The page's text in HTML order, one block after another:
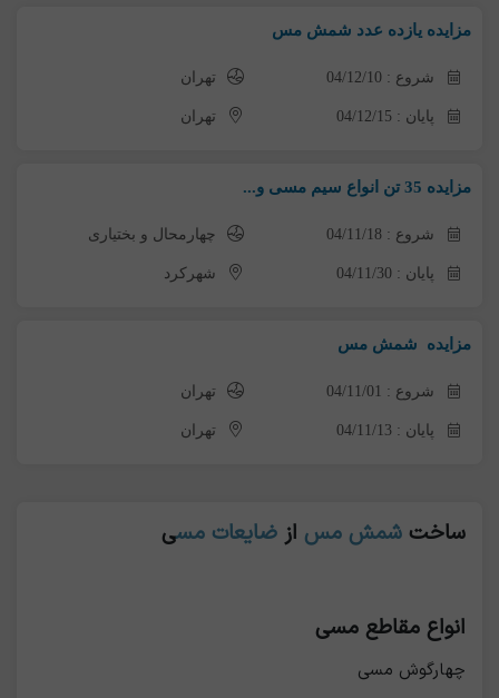
مزایده یازده عدد شمش مس
شروع : 04/12/10 تهران
پایان : 04/12/15 تهران
مزایده 35 تن انواع سیم مسی و...
شروع : 04/11/18 چهارمحال و بختیاری
پایان : 04/11/30 شهرکرد
مزایده شمش مس
شروع : 04/11/01 تهران
پایان : 04/11/13 تهران
ساخت شمش مس از ضایعات مسی
انواع مقاطع مسی
چهارگوش مسی